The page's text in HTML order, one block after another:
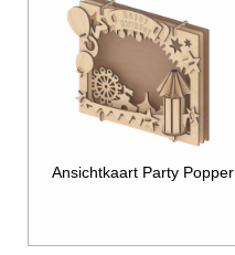
Ansichtkaart Party Popper